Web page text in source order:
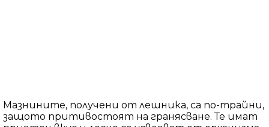
Мазнините, получени от лешника, са по-трайни,
защото притивостоят на гранясване. Те имат